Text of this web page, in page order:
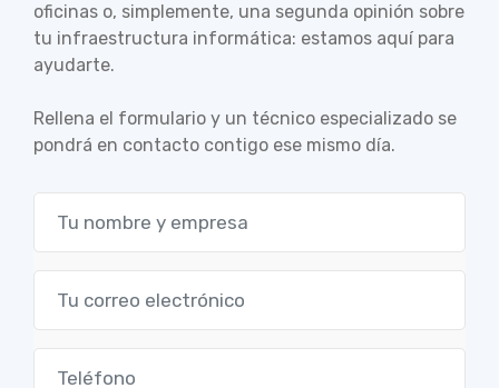
oficinas o, simplemente, una segunda opinión sobre
tu infraestructura informática: estamos aquí para
ayudarte.
Rellena el formulario y un técnico especializado se
pondrá en contacto contigo ese mismo día.